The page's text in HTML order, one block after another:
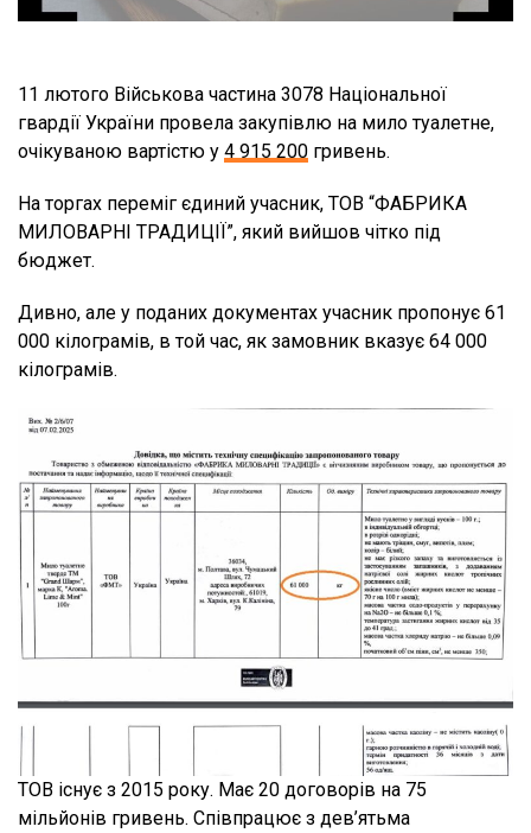
11 лютого Військова частина 3078 Національної
гвардії України провела закупівлю на мило туалетне,
очікуваною вартістю у 4 915 200 гривень.
На торгах переміг єдиний учасник, ТОВ “ФАБРИКА
МИЛОВАРНІ ТРАДИЦІЇ”, який вийшов чітко під
бюджет.
Дивно, але у поданих документах учасник пропонує 61
000 кілограмів, в той час, як замовник вказує 64 000
кілограмів.
ТОВ існує з 2015 року. Має 20 договорів на 75
мільйонів гривень. Співпрацює з дев’ятьма